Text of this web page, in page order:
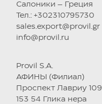
Салоники – Греция
Тел.: +302310795730
sales.export@provil.gr
info@provil.ru
Provil S.A.
АФИНЫ (Филиал)
Проспект Лавриу 109
153 54 Глика нера